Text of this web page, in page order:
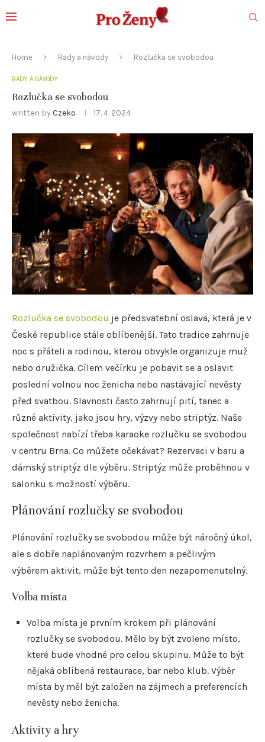
Home Rady a návody Rozlučka se svobodou
RADY A NÁVODY
Rozlučka se svobodou
written by Czeko 17. 4. 2024
Rozlučka se svobodou je předsvatební oslava, která je v
České republice stále oblíbenější. Tato tradice zahrnuje
noc s přáteli a rodinou, kterou obvykle organizuje muž
nebo družička. Cílem večírku je pobavit se a oslavit
poslední volnou noc ženicha nebo nastávající nevěsty
před svatbou. Slavnosti často zahrnují pití, tanec a
různé aktivity, jako jsou hry, výzvy nebo striptýz. Naše
společnost nabízí třeba karaoke rozlučku se svobodou
v centru Brna. Co můžete očekávat? Rezervaci v baru a
dámský striptýz dle výběru. Striptýz může proběhnou v
salonku s možností výběru.
Plánování rozlučky se svobodou
Plánování rozlučky se svobodou může být náročný úkol,
ale s dobře naplánovaným rozvrhem a pečlivým
výběrem aktivit, může být tento den nezapomenutelný.
Volba místa
Volba místa je prvním krokem při plánování
rozlučky se svobodou. Mělo by být zvoleno místo,
které bude vhodné pro celou skupinu. Může to být
nějaká oblíbená restaurace, bar nebo klub. Výběr
místa by měl být založen na zájmech a preferencích
nevěsty nebo ženicha.
Aktivity a hry